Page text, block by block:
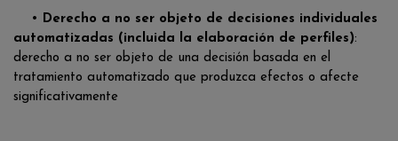
•
Derecho a no ser objeto de decisiones individuales
automatizadas (incluida la elaboración de perfiles):
derecho a no ser objeto de una decisión basada en el
tratamiento automatizado que produzca efectos o afecte
significativamente